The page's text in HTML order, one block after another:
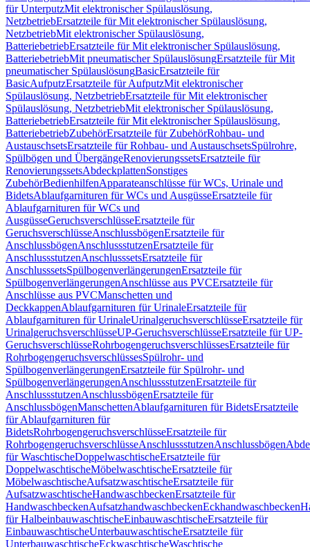
für UnterputzMit elektronischer Spülauslösung,
NetzbetriebErsatzteile für Mit elektronischer Spülauslösung,
NetzbetriebMit elektronischer Spülauslösung,
BatteriebetriebErsatzteile für Mit elektronischer Spülauslösung,
BatteriebetriebMit pneumatischer SpülauslösungErsatzteile für Mit
pneumatischer SpülauslösungBasicErsatzteile für
BasicAufputzErsatzteile für AufputzMit elektronischer
Spülauslösung, NetzbetriebErsatzteile für Mit elektronischer
Spülauslösung, NetzbetriebMit elektronischer Spülauslösung,
BatteriebetriebErsatzteile für Mit elektronischer Spülauslösung,
BatteriebetriebZubehörErsatzteile für ZubehörRohbau- und
AustauschsetsErsatzteile für Rohbau- und AustauschsetsSpülrohre,
Spülbögen und ÜbergängeRenovierungssetsErsatzteile für
RenovierungssetsAbdeckplattenSonstiges
ZubehörBedienhilfenApparateanschlüsse für WCs, Urinale und
BidetsAblaufgarnituren für WCs und AusgüsseErsatzteile für
Ablaufgarnituren für WCs und
AusgüsseGeruchsverschlüsseErsatzteile für
GeruchsverschlüsseAnschlussbögenErsatzteile für
AnschlussbögenAnschlussstutzenErsatzteile für
AnschlussstutzenAnschlusssetsErsatzteile für
AnschlusssetsSpülbogenverlängerungenErsatzteile für
SpülbogenverlängerungenAnschlüsse aus PVCErsatzteile für
Anschlüsse aus PVCManschetten und
DeckkappenAblaufgarnituren für UrinaleErsatzteile für
Ablaufgarnituren für UrinaleUrinalgeruchsverschlüsseErsatzteile für
UrinalgeruchsverschlüsseUP-GeruchsverschlüsseErsatzteile für UP-
GeruchsverschlüsseRohrbogengeruchsverschlüssesErsatzteile für
RohrbogengeruchsverschlüssesSpülrohr- und
SpülbogenverlängerungenErsatzteile für Spülrohr- und
SpülbogenverlängerungenAnschlussstutzenErsatzteile für
AnschlussstutzenAnschlussbögenErsatzteile für
AnschlussbögenManschettenAblaufgarnituren für BidetsErsatzteile
für Ablaufgarnituren für
BidetsRohrbogengeruchsverschlüsseErsatzteile für
RohrbogengeruchsverschlüsseAnschlussstutzenAnschlussbögen
für WaschtischeDoppelwaschtischeErsatzteile für
DoppelwaschtischeMöbelwaschtischeErsatzteile für
MöbelwaschtischeAufsatzwaschtischeErsatzteile für
AufsatzwaschtischeHandwaschbeckenErsatzteile für
HandwaschbeckenAufsatzhandwaschbeckenEckhandwaschbecken
für HalbeinbauwaschtischeEinbauwaschtischeErsatzteile für
EinbauwaschtischeUnterbauwaschtischeErsatzteile für
UnterbauwaschtischeEckwaschtischeWaschtische